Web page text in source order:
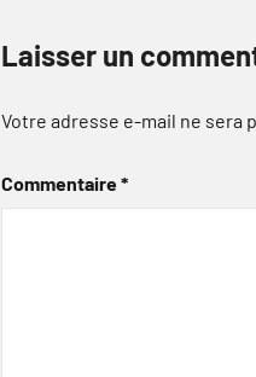
Laisser un
Votre adresse e-mail ne sera
Commentaire*